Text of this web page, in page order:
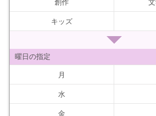
創作
キッズ
曜日の指定
月
水
金